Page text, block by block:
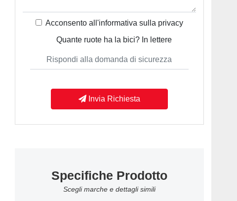
Acconsento all'informativa sulla privacy
Quante ruote ha la bici? In lettere
Invia Richiesta
Specifiche Prodotto
Scegli marche e dettagli simili